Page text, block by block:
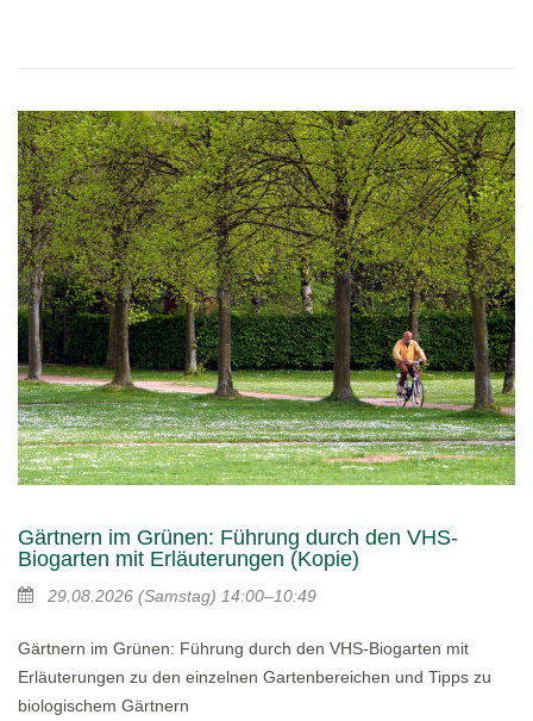
Gärtnern im Grünen: Führung durch den VHS-
Biogarten mit Erläuterungen (Kopie)
29.08.2026 (Samstag) 14:00–10:49
Gärtnern im Grünen: Führung durch den VHS-Biogarten mit
Erläuterungen zu den einzelnen Gartenbereichen und Tipps zu
biologischem Gärtnern